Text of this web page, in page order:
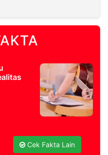
Cek Fakta Lain